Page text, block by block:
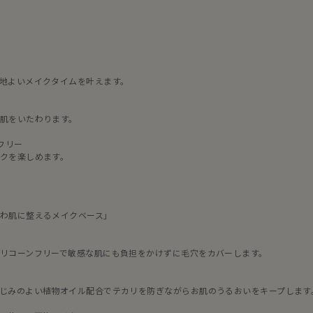
いメイクタイムを叶えます。
をいたわります。
リー
を楽しめます。
肌に整えるメイクベース」
ーンフリーで敏感な肌にも負担をかけずに毛穴をカバーします。
みのよい植物オイル配合でテカリを防ぎながらお肌のうるおいをキープします